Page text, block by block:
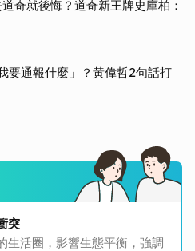
奇就後悔？道奇新王牌史庫柏：
要通報什麼」？黃偉哲2句話打
突
生活圈，影響生態平衡，強調